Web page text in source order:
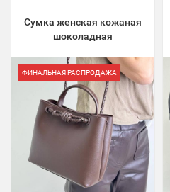
Сумка женская кожаная
шоколадная
ФИНАЛЬНАЯ РАСПРОДАЖА